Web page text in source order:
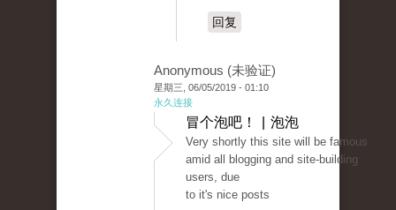
回复
Anonymous (未验证)
星期三, 06/05/2019 - 01:10
永久连接
冒个泡吧！ | 泡泡
Very shortly this site will be famous
amid all blogging and site-building
users, due
to it's nice posts